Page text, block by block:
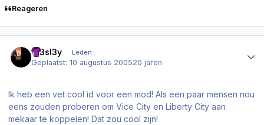
Reageren
W3sl3y Leden
Geplaatst:10 augustus 200520 jaren
Ik heb een vet cool id voor een mod! Als een paar mensen nou
eens zouden proberen om Vice City en Liberty City aan
mekaar te koppelen! Dat zou cool zijn!